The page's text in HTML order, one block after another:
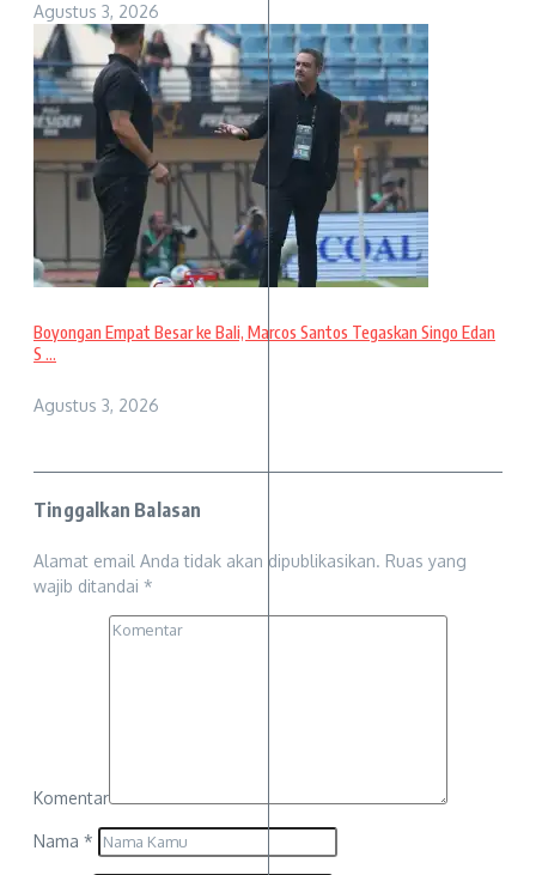
Agustus 3, 2026
Boyongan Empat Besar ke Bali, Marcos Santos Tegaskan Singo Edan
S ...
Agustus 3, 2026
Tinggalkan Balasan
Alamat email Anda tidak akan dipublikasikan. Ruas yang
wajib ditandai *
Komentar
Nama *